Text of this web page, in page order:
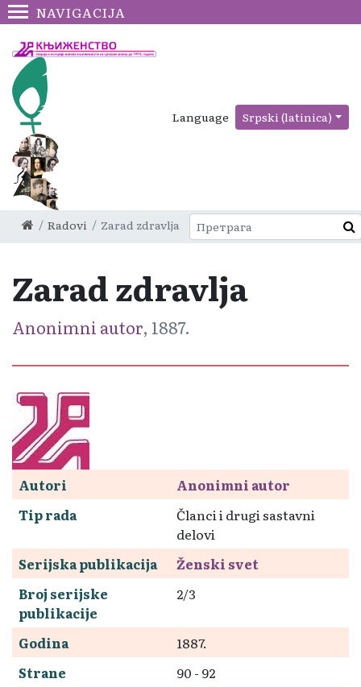
NAVIGACIJA
Language Srpski (latinica)
Radovi Zarad zdravlja
Zarad zdravlja
Anonimni autor, 1887.
Autori
Anonimni autor
Tip rada
Članci i drugi sastavni
delovi
Serijska publikacija
Ženski svet
Broj serijske
publikacije
2/3
Godina
1887.
Strane
90 - 92